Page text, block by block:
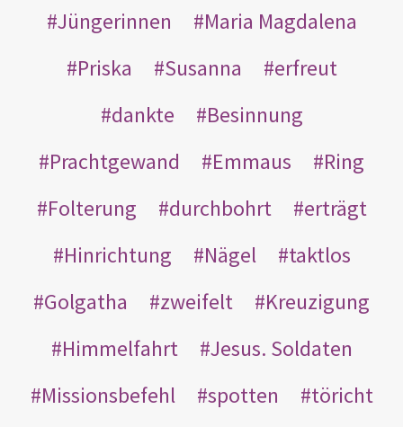
Jüngerinnen
Maria Magdalena
Priska
Susanna
erfreut
dankte
Besinnung
Prachtgewand
Emmaus
Ring
Folterung
durchbohrt
erträgt
Hinrichtung
Nägel
taktlos
Golgatha
zweifelt
Kreuzigung
Himmelfahrt
Jesus. Soldaten
Missionsbefehl
spotten
töricht